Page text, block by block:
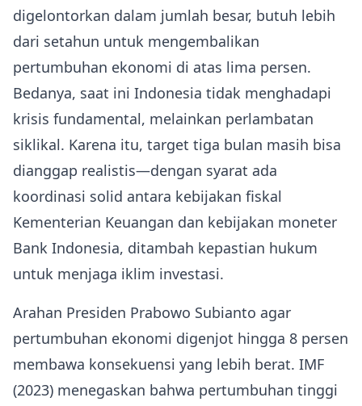
digelontorkan dalam jumlah besar, butuh lebih
dari setahun untuk mengembalikan
pertumbuhan ekonomi di atas lima persen.
Bedanya, saat ini Indonesia tidak menghadapi
krisis fundamental, melainkan perlambatan
siklikal. Karena itu, target tiga bulan masih bisa
dianggap realistis—dengan syarat ada
koordinasi solid antara kebijakan fiskal
Kementerian Keuangan dan kebijakan moneter
Bank Indonesia, ditambah kepastian hukum
untuk menjaga iklim investasi.
Arahan Presiden Prabowo Subianto agar
pertumbuhan ekonomi digenjot hingga 8 persen
membawa konsekuensi yang lebih berat. IMF
(2023) menegaskan bahwa pertumbuhan tinggi